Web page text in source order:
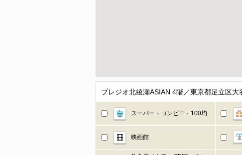
プレジオ北綾瀬ASIAN 4階／東京都足立区
スーパー・コンビニ・100均
映画館